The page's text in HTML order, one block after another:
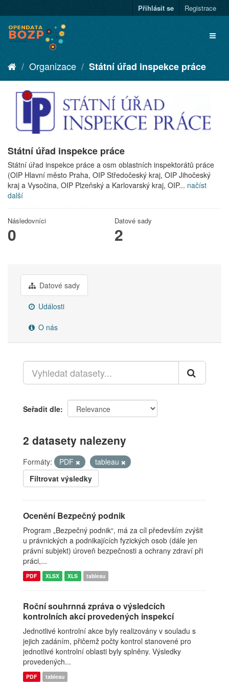
Přihlásit se Registrace
Organizace Státní úřad inspekce práce
Státní úřad inspekce práce
Státní úřad inspekce práce a osm oblastních inspektorátů práce
(OIP Hlavní město Praha, OIP Středočeský kraj, OIP Jihočeský
kraj a Vysočina, OIP Plzeňský a Karlovarský kraj, OIP... načíst
další
Následovníci
0
Datové sady
2
Datové sady
Události
O nás
Seřadit dle
2 datasety nalezeny
Formáty: PDF
tableau
Filtrovat výsledky
Ocenění Bezpečný podnik
Program „Bezpečný podnik“, má za cíl především zvýšit
u právnických a podnikajících fyzických osob (dále jen
právní subjekt) úroveň bezpečnosti a ochrany zdraví při
práci,...
PDF XLSX XLS tableau
Roční souhrnná zpráva o výsledcích
kontrolních akcí provedených inspekcí
Jednotlivé kontrolní akce byly realizovány v souladu s
jejich zadáním, přičemž počty kontrol stanovené pro
jednotlivé kontrolní oblasti byly splněny. Výsledky
provedených...
PDF tableau